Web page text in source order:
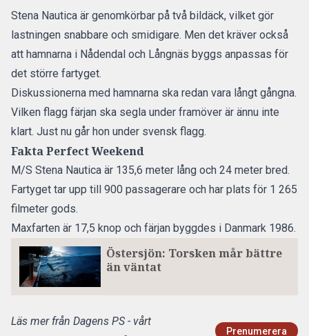
Stena Nautica är genomkörbar på två bildäck, vilket gör
lastningen snabbare och smidigare. Men det kräver också
att hamnarna i Nådendal och Långnäs byggs anpassas för
det större fartyget.
Diskussionerna med hamnarna ska redan vara långt gångna.
Vilken flagg färjan ska segla under framöver är ännu inte
klart. Just nu går hon under svensk flagg.
Fakta Perfect Weekend
M/S Stena Nautica är 135,6 meter lång och 24 meter bred.
Fartyget tar upp till 900 passagerare och har plats för 1 265
filmeter gods.
Maxfarten är 17,5 knop och färjan byggdes i Danmark 1986.
Östersjön: Torsken mår bättre
än väntat
Läs mer från Dagens PS - vårt
Prenumerera